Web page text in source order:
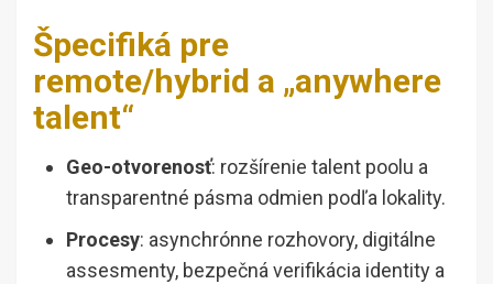
Špecifiká pre
remote/hybrid a „anywhere
talent“
Geo-otvorenosť: rozšírenie talent poolu a
transparentné pásma odmien podľa lokality.
Procesy: asynchrónne rozhovory, digitálne
assesmenty, bezpečná verifikácia identity a